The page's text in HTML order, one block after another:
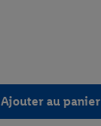
Ajouter au panier